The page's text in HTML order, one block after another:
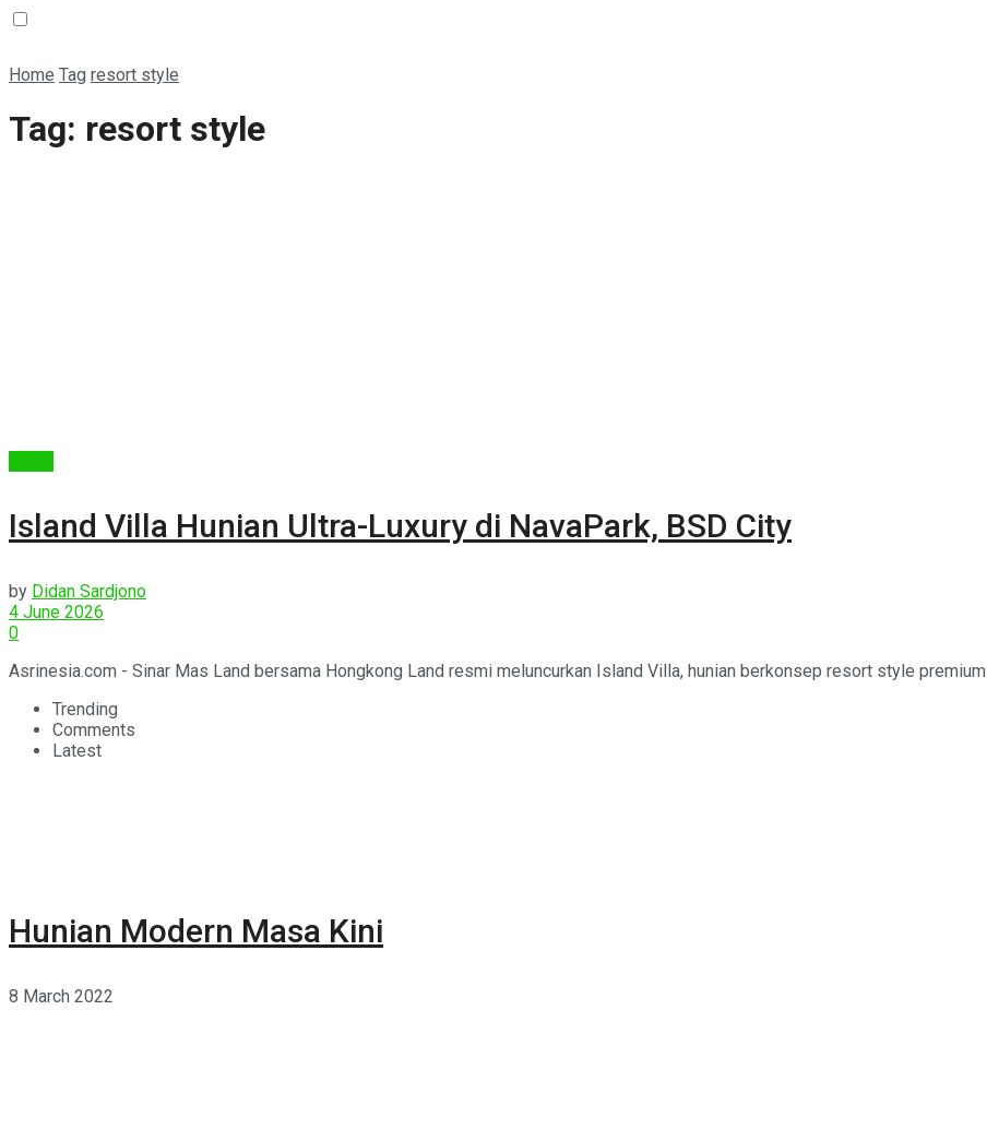
Home Tag resort style
Tag: resort style
Island Villa Hunian Ultra-Luxury di NavaPark, BSD City
by Didan Sardjono
4 June 2026
0
Asrinesia.com - Sinar Mas Land bersama Hongkong Land resmi meluncurkan Island Villa, hunian berkonsep resort style premium
Trending
Comments
Latest
Hunian Modern Masa Kini
8 March 2022